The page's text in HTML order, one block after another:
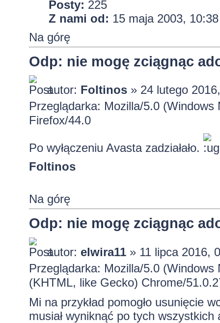
Posty: 225
Z nami od: 15 maja 2003, 10:38
Na górę
Odp: nie mogę zciągnąc
autor: Foltinos» 24 lutego
Przeglądarka: Mozilla/5.0
Firefox/44.0
Po wyłączeniu Avasta zadziałało.
Foltinos
Na górę
Odp: nie mogę zciągnąc
autor: elwira11» 11 lipca 2016,
Przeglądarka: Mozilla/5.0
(KHTML, like Gecko) Chrome/
Mi na przykład pomogło usunięcie
musiał wyniknąć po tych